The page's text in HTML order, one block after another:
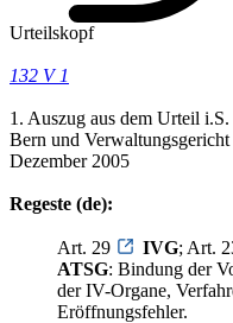
Urteilskopf
132 V 1
1. Auszug aus dem Urteil
Bern und
Dezember 2005
Regeste (de):
Art. 29 IVG; Art.
ATSG: Bindung der
der IV-Organe,
Eröffnungsfehler.